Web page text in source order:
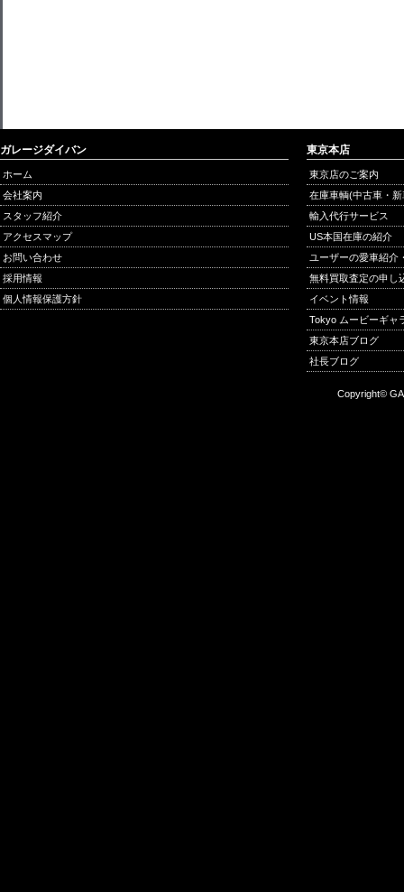
ガレージダイバン
ホーム
会社案内
スタッフ紹介
アクセスマップ
お問い合わせ
採用情報
個人情報保護方針
東京本店
東京店のご案内
在庫車輌(中古車・
輸入代行サービス
US本国在庫の紹介
ユーザーの愛車紹介
無料買取査定の申し
イベント情報
Tokyo ムービーギャ
東京本店ブログ
社長ブログ
Copyright©